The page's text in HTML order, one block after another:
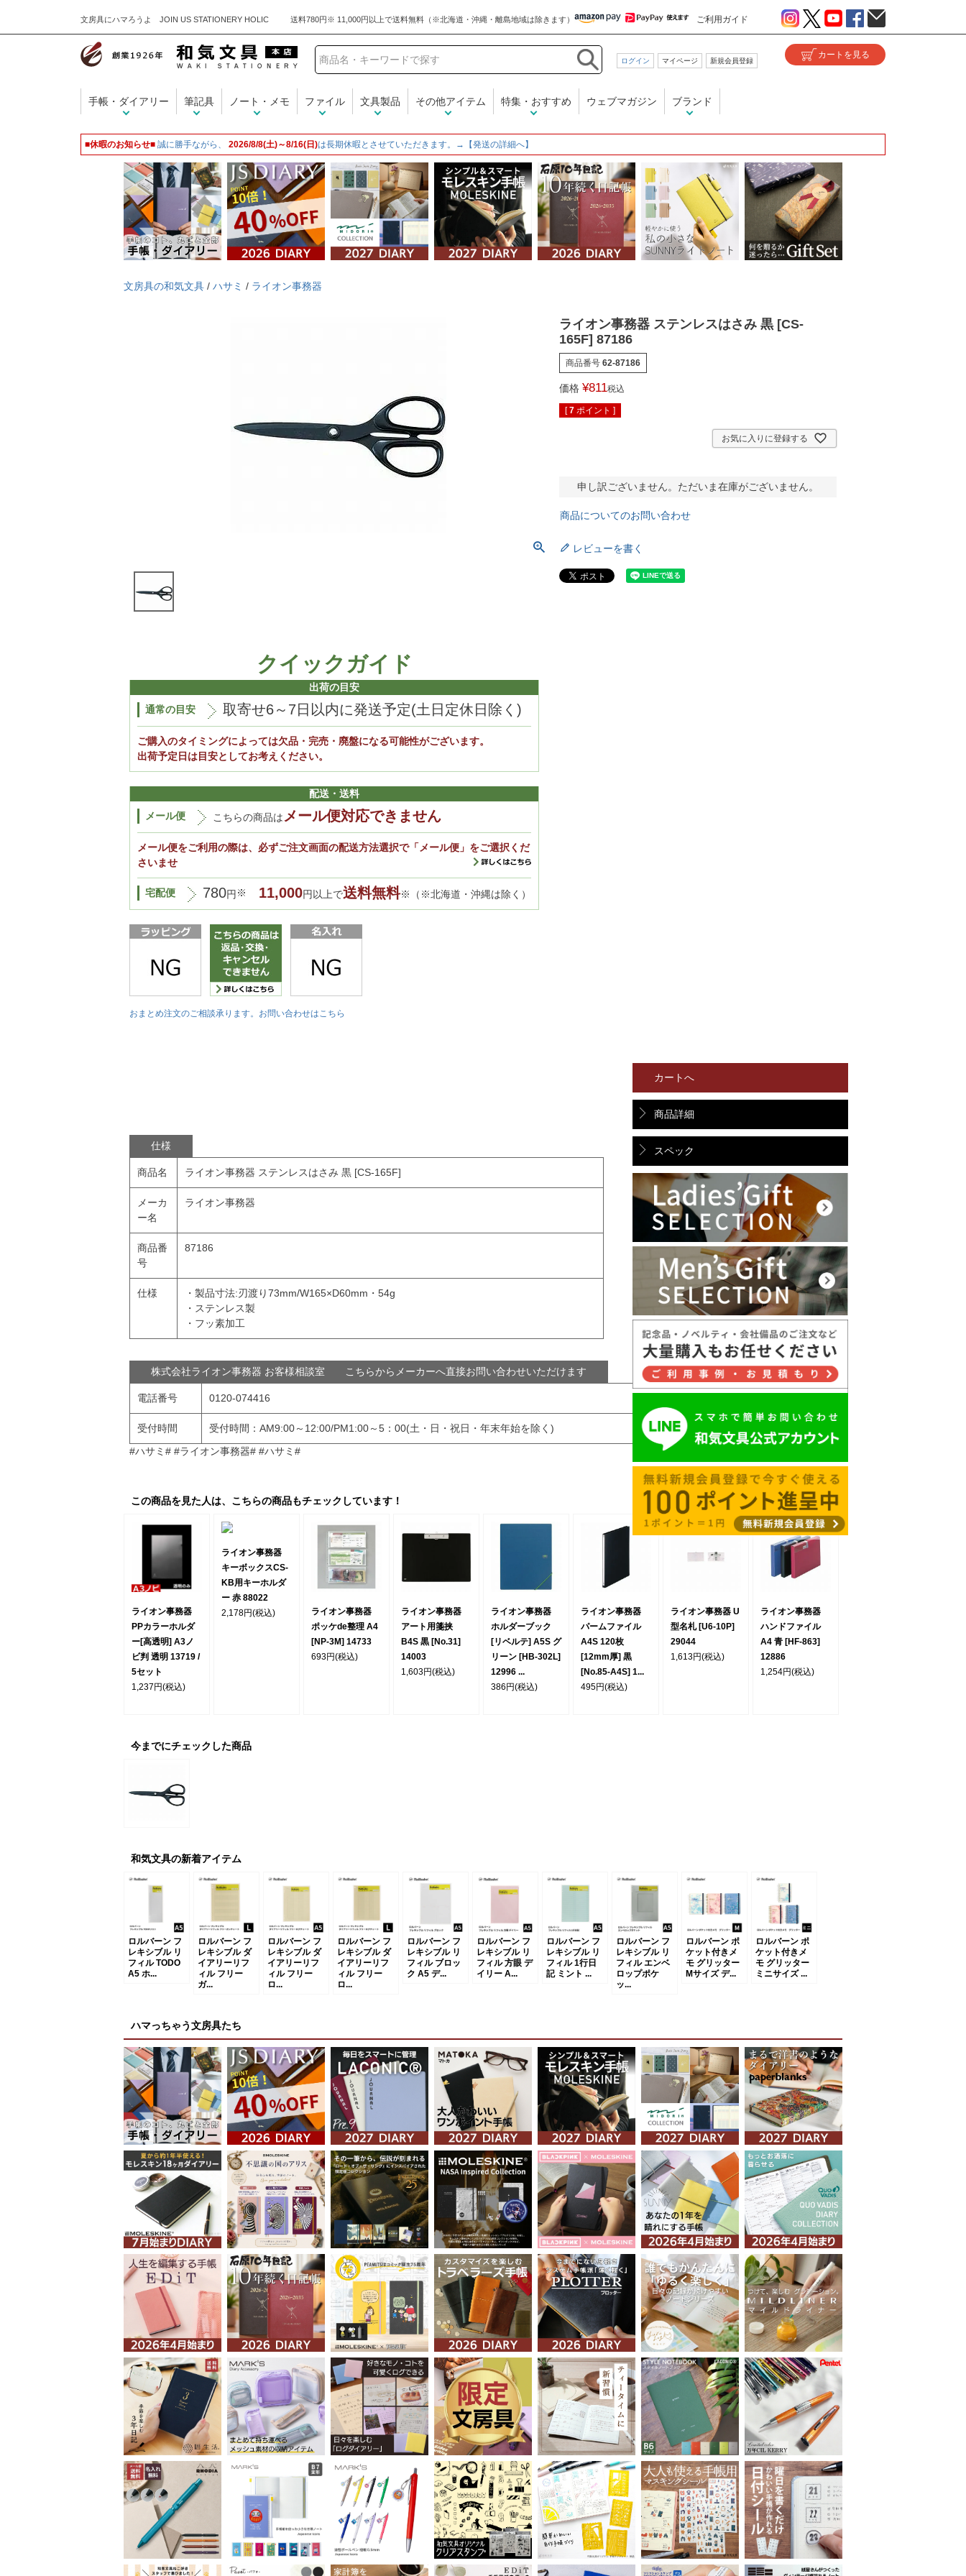
文房具にハマろうよ JOIN US STATIONERY HOLIC ご利用ガイド
和気文具
ログイン マイページ 新規会員登録
手帳・ダイアリー 筆記具 ノート・メモ ファイル 文具製品 その他アイテム 特集・おすすめ ウェブマガジン ブランド
■休暇のお知らせ■ 誠に勝手ながら、 2026/8/8(土)～8/16(日)は長期休暇とさせていただきます。→【発送の詳細へ】
文房具の和気文具 / ハサミ / ライオン事務器
クイックガイド
出荷の目安
通常の目安
取寄せ6～7日以内に発送予定(土日定休日除く)
ご購入のタイミングによっては欠品・完売・廃盤になる可能性がございます。
出荷予定日は目安としてお考えください。
配送・送料
メール便
こちらの商品は メール便対応できません
メール便をご利用の際は、必ずご注文画面の配送方法選択で「メール便」をご選択くだ
さいませ
宅配便 780円 ※ 11,000円以上で送料無料※（※北海道・沖縄は除く）
おまとめ注文のご相談承ります。お問い合わせはこちら
仕様
商品名 ライオン事務器 ステンレスはさみ 黒 [CS-165F]
メーカ
ー名
ライオン事務器
商品番
号
87186
仕様
・製品寸法:刃渡り73mm/W165×D60mm・54g
・ステンレス製
・フッ素加工
株式会社ライオン事務器 お客様相談室 こちらからメーカーへ直接お問い合わせいただけます
電話番号 0120-074416
受付時間
受付時間：AM9:00～12:00/PM1:00～5：00(土・日・祝日・年末年始を除く)
#ハサミ# #ライオン事務器# #ハサミ#
カートへ
商品詳細
スペック
ライオン事務器 ステンレスはさみ 黒 [CS-
165F] 87186
商品番号 62-87186
価格 ¥811税込
[7 ポイント ]
お気に入りに登録する
申し訳ございません。ただいま在庫がございません。
商品についてのお問い合わせ
レビューを書く
この商品を見た人は、こちらの商品もチェックしています！
ライオン事務器
PPカラーホルダ
ー[高透明] A3ノ
ビ判 透明 13719 /
5セット
1,237円(税込)
ライオン事務器
キーボックスCS-
KB用キーホルダ
ー 赤 88022
2,178円(税込)
ライオン事務器
ポッケde整理 A4
[NP-3M] 14733
693円(税込)
ライオン事務器
アート用箋挟
B4S 黒 [No.31]
14003
1,603円(税込)
ライオン事務器
ホルダーブック
[リベルテ] A5S グ
リーン [HB-302L]
12996 ...
386円(税込)
ライオン事務器
パームファイル
A4S 120枚
[12mm厚] 黒
[No.85-A4S] 1...
495円(税込)
ライオン事務器 U
型名札 [U6-10P]
29044
1,613円(税込)
ライオン事務器
ハンドファイル
A4 青 [HF-863]
12886
1,254円(税込)
今までにチェックした商品
和気文具の新着アイテム
ロルバーン フ
レキシブル リ
フィル TODO
A5 ホ...
ロルバーン フ
レキシブル ダ
イアリーリフ
ィル フリー
ガ...
ロルバーン フ
レキシブル ダ
イアリーリフ
ィル フリー
ロ...
ロルバーン フ
レキシブル ダ
イアリーリフ
ィル フリー
ロ...
ロルバーン フ
レキシブル リ
フィル ブロッ
ク A5 デ...
ロルバーン フ
レキシブル リ
フィル 方眼 デ
イリー A...
ロルバーン フ
レキシブル リ
フィル 1行日
記 ミント ...
ロルバーン フ
レキシブル リ
フィル エンベ
ロップポケ
ッ...
ロルバーン ポ
ケット付きメ
モ グリッター
Mサイズ デ...
ロルバーン ポ
ケット付きメ
モ グリッター
ミニサイズ ...
ハマっちゃう文房具たち